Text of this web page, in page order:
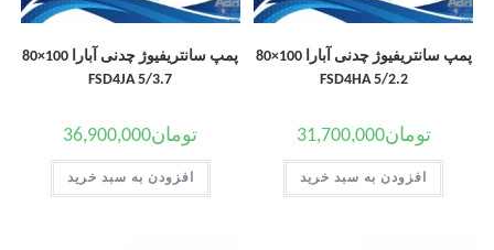
پمپ سانتریفیوژ چدنی آبارا 100×80
FSD4HA 5/2.2
تومان31,700,000
افزودن به سبد خرید
پمپ سانتریفیوژ چدنی آبارا 100×80
FSD4JA 5/3.7
تومان36,900,000
افزودن به سبد خرید